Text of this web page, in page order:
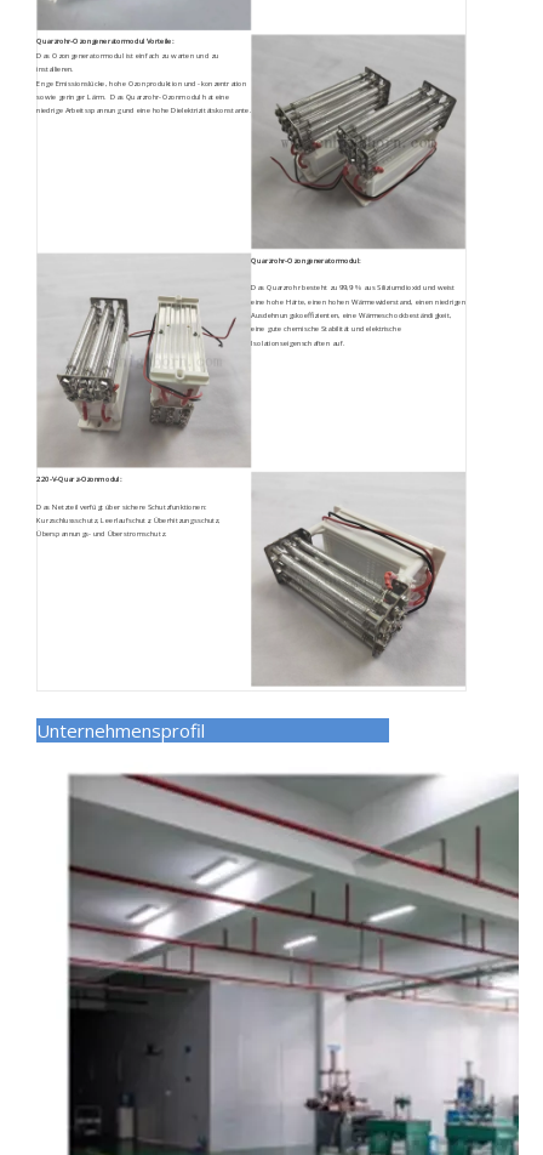
Quarzrohr-Ozongeneratormodul Vorteile:
Das Ozongeneratormodul ist einfach zu warten und zu
installieren.
Enge Emissionslücke, hohe Ozonproduktion und -konzentration
sowie geringer Lärm.Das Quarzrohr-Ozonmodul hat eine
niedrige Arbeitsspannung und eine hohe Dielektrizitätskonstante.
Quarzrohr-Ozongeneratormodul:
Das Quarzrohr besteht zu 99,9 % aus Siliziumdioxid und weist
eine hohe Härte, einen hohen Wärmewiderstand, einen niedrigen
Ausdehnungskoeffizienten, eine Wärmeschockbeständigkeit,
eine gute chemische Stabilität und elektrische
Isolationseigenschaften auf.
220-V-Quarz-Ozonmodul:
Das Netzteil verfügt über sichere Schutzfunktionen:
Kurzschlussschutz, Leerlaufschutz, Überhitzungsschutz,
Überspannungs- und Überstromschutz.
Unternehmensprofil